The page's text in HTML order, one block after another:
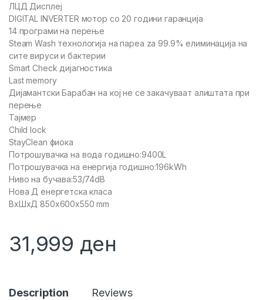
ЛЦД Дисплеј
DIGITAL INVERTER мотор со 20 години гаранција
14 програми на перење
Steam Wash технологија на пареа za 99.9% елиминација на
сите вируси и бактерии
Smart Check дијагностика
Last memory
Дијамантски Барабан на кој не се закачуваат алиштата при
перење
Тајмер
Child lock
StayClean фиока
Потрошувачка на вода годишно:9400L
Потрошувачка на енергија годишно:196kWh
Ниво на бучава:53/74dB
Нова Д енергетска класа
ВхШхД 850x600x550 mm
31,999 ден
Description Reviews